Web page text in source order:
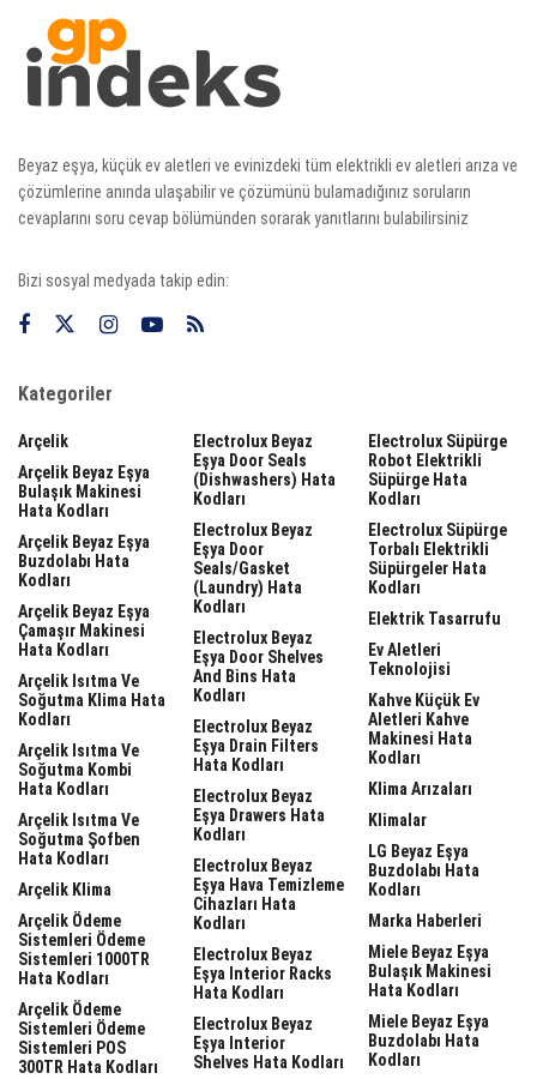
Beyaz eşya, küçük ev aletleri ve evinizdeki tüm elektrikli ev aletleri arıza ve
çözümlerine anında ulaşabilir ve çözümünü bulamadığınız soruların
cevaplarını soru cevap bölümünden sorarak yanıtlarını bulabilirsiniz
Bizi sosyal medyada takip edin:
Kategoriler
Arçelik
Arçelik Beyaz Eşya
Bulaşık Makinesi
Hata Kodları
Arçelik Beyaz Eşya
Buzdolabı Hata
Kodları
Arçelik Beyaz Eşya
Çamaşır Makinesi
Hata Kodları
Arçelik Isıtma Ve
Soğutma Klima Hata
Kodları
Arçelik Isıtma Ve
Soğutma Kombi
Hata Kodları
Arçelik Isıtma Ve
Soğutma Şofben
Hata Kodları
Arçelik Klima
Arçelik Ödeme
Sistemleri Ödeme
Sistemleri 1000TR
Hata Kodları
Arçelik Ödeme
Sistemleri Ödeme
Sistemleri POS
300TR Hata Kodları
Electrolux Beyaz
Eşya Door Seals
(dishwashers) Hata
Kodları
Electrolux Beyaz
Eşya Door
Seals/gasket
(laundry) Hata
Kodları
Electrolux Beyaz
Eşya Door Shelves
And Bins Hata
Kodları
Electrolux Beyaz
Eşya Drain Filters
Hata Kodları
Electrolux Beyaz
Eşya Drawers Hata
Kodları
Electrolux Beyaz
Eşya Hava Temizleme
Cihazları Hata
Kodları
Electrolux Beyaz
Eşya Interior Racks
Hata Kodları
Electrolux Beyaz
Eşya Interior
Shelves Hata Kodları
Electrolux Süpürge
Robot Elektrikli
Süpürge Hata
Kodları
Electrolux Süpürge
Torbalı Elektrikli
Süpürgeler Hata
Kodları
Elektrik Tasarrufu
Ev Aletleri
Teknolojisi
Kahve Küçük Ev
Aletleri Kahve
Makinesi Hata
Kodları
Klima Arızaları
Klimalar
LG Beyaz Eşya
Buzdolabı Hata
Kodları
Marka Haberleri
Miele Beyaz Eşya
Bulaşık Makinesi
Hata Kodları
Miele Beyaz Eşya
Buzdolabı Hata
Kodları